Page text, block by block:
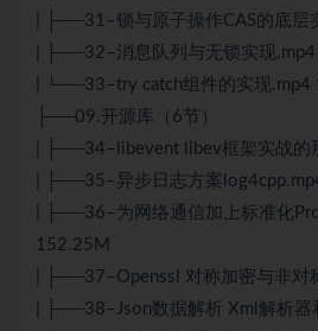
| ├──31–锁与原子操作CAS的底层
| ├──32–消息队列与无锁实现
| └──33–try catch组件的实现.mp4
├──09.开源库（6节）
| ├──34–libevent libev框架实战的
| ├──35–异步日志方案
| ├──36–为网络通信加上标准化
152.25M
| ├──37–Openssl 对称加密与非对
| ├──38–Json数据解析 Xml解析